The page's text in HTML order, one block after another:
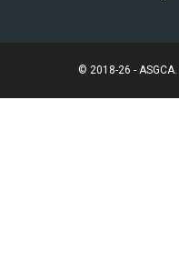
© 2018-26 - ASGCA.